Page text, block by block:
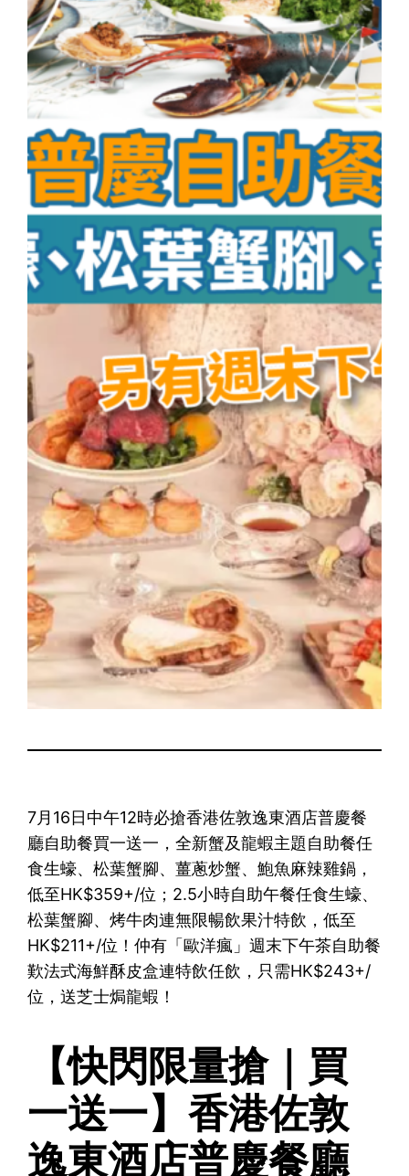
7月16日中午12時必搶香港佐敦逸東酒店普慶餐
廳自助餐買一送一，全新蟹及龍蝦主題自助餐任
食生蠔、松葉蟹腳、薑蔥炒蟹、鮑魚麻辣雞鍋，
低至HK$359+/位；2.5小時自助午餐任食生蠔、
松葉蟹腳、烤牛肉連無限暢飲果汁特飲，低至
HK$211+/位！仲有「歐洋瘋」週末下午茶自助餐
歎法式海鮮酥皮盒連特飲任飲，只需HK$243+/
位，送芝士焗龍蝦！
【快閃限量搶｜買
一送一】香港佐敦
逸東酒店普慶餐廳